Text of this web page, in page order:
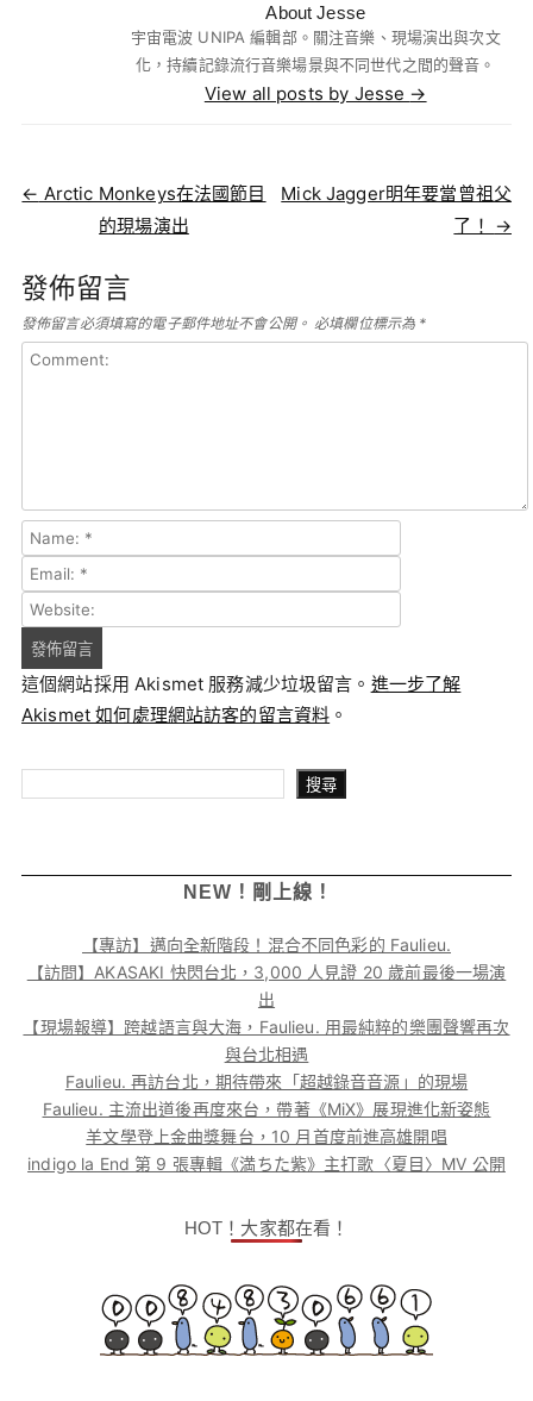
About Jesse
宇宙電波 UNIPA 編輯部。關注音樂、現場演出與次文
化，持續記錄流行音樂場景與不同世代之間的聲音。
View all posts by Jesse →
Post navigation
← Arctic Monkeys在法國節目
的現場演出
Mick Jagger明年要當曾祖父
了！ →
發佈留言
發佈留言必須填寫的電子郵件地址不會公開。 必填欄位標示為 *
這個網站採用 Akismet 服務減少垃圾留言。 進一步了解
Akismet 如何處理網站訪客的留言資料 。
搜尋
NEW！剛上線！
【專訪】邁向全新階段！混合不同色彩的 Faulieu.
【訪問】AKASAKI 快閃台北，3,000 人見證 20 歲前最後一場演
出
【現場報導】跨越語言與大海，Faulieu. 用最純粹的樂團聲響再次
與台北相遇
Faulieu. 再訪台北，期待帶來「超越錄音音源」的現場
Faulieu. 主流出道後再度來台，帶著《MiX》展現進化新姿態
羊文學登上金曲獎舞台，10 月首度前進高雄開唱
indigo la End 第 9 張專輯《満ちた紫》主打歌〈夏目〉MV 公開
HOT！大家都在看！